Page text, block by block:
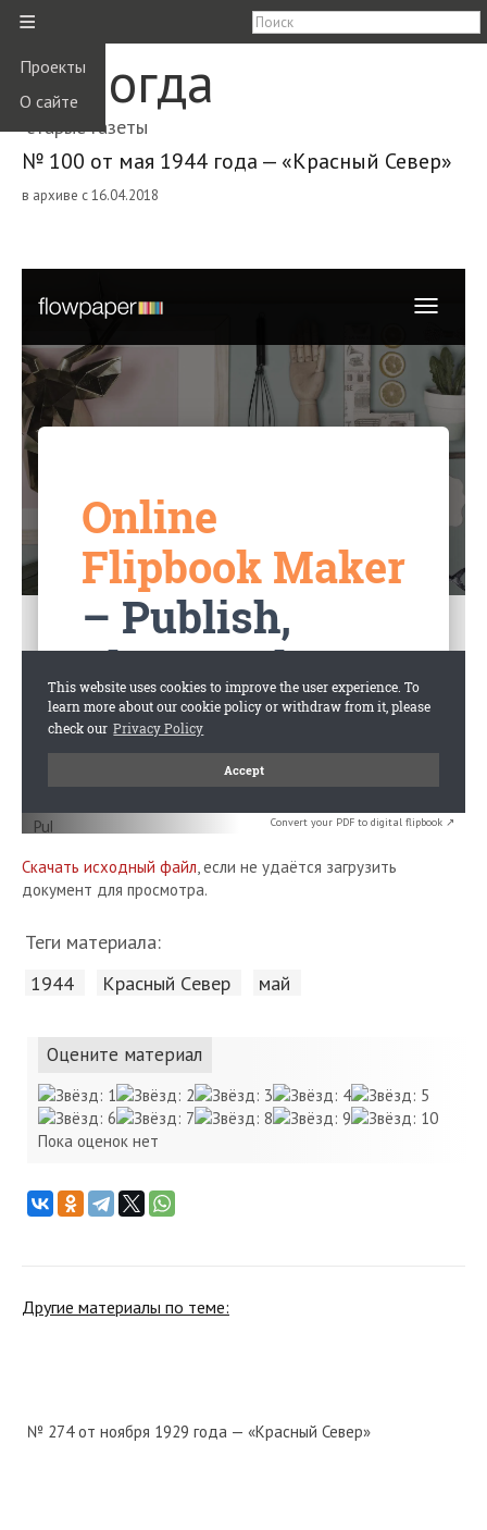
≡
Проекты
О сайте
Вологда
старые газеты
№ 100 от мая 1944 года — «Красный Север»
в архиве с 16.04.2018
Convert your PDF to digital flipbook ↗
Скачать исходный файл, если не удаётся загрузить
документ для просмотра.
Теги материала:
1944 Красный Cевер май
Оцените материал
Пока оценок нет
Другие материалы по теме:
№ 274 от ноября 1929 года — «Красный Север»